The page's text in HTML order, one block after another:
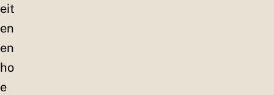
eit
en
en
ho
e